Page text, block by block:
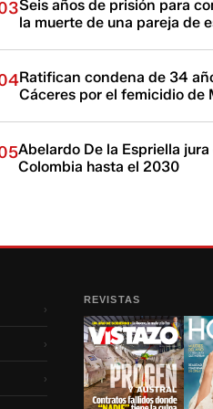
Seis años de prisión para
la muerte de una pareja de
Ratifican condena de 34
Cáceres por el femicidio de
Abelardo De la Espriella
Colombia hasta el 2030
›
›
›
REVISTAS